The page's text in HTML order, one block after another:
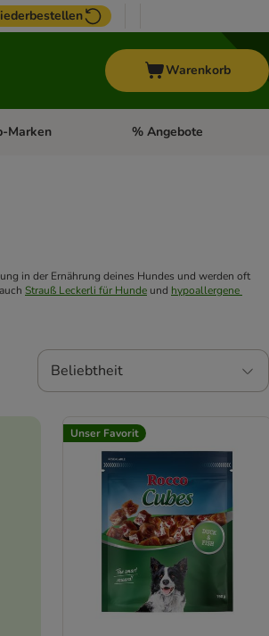
Warenkorb
Menü öffnen: Pferd
Marken Kategorie-Menü öffnen:
% Angebote
in der Ernährung deines Hundes und werden oft
Strauß Leckerli für Hunde und hypoallergene
Beliebtheit
Unser Favorit